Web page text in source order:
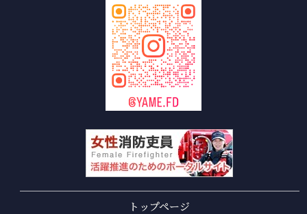
トップページ